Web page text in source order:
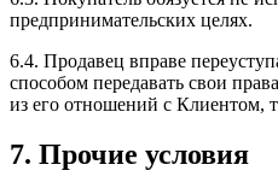
предпринимательских целях.
6.4. Продавец вправе
способом передавать свои
из его отношений с Клиентом,
7. Прочие условия